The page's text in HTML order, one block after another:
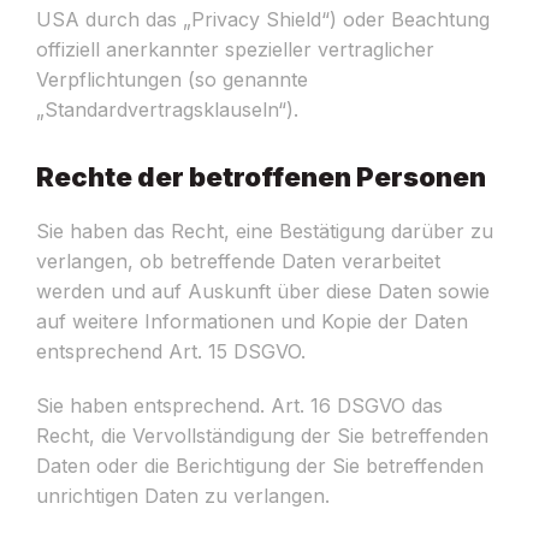
USA durch das „Privacy Shield“) oder Beachtung
offiziell anerkannter spezieller vertraglicher
Verpflichtungen (so genannte
„Standardvertragsklauseln“).
Rechte der betroffenen Personen
Sie haben das Recht, eine Bestätigung darüber zu
verlangen, ob betreffende Daten verarbeitet
werden und auf Auskunft über diese Daten sowie
auf weitere Informationen und Kopie der Daten
entsprechend Art. 15 DSGVO.
Sie haben entsprechend. Art. 16 DSGVO das
Recht, die Vervollständigung der Sie betreffenden
Daten oder die Berichtigung der Sie betreffenden
unrichtigen Daten zu verlangen.